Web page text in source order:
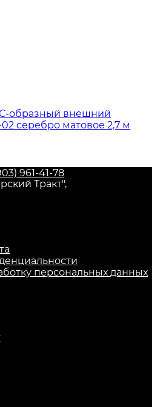
образный внешний
серебро матовое 2,7 м
961-41-78
Тракт",
персональных данных